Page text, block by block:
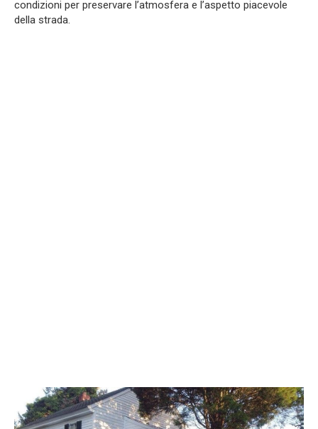
condizioni per preservare l’atmosfera e l’aspetto piacevole
della strada.